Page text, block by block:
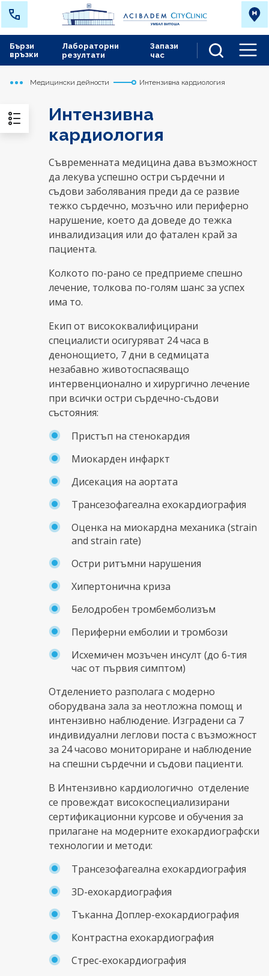
Лабораторни
резултати
Запази
час
Бързи
връзки
Начало
Сърдечно съдов център
Медицински дейности Интензивна кардиология
Интензивна
кардиология
Съвременната медицина дава възможност
да лекува успешно остри сърдечни и
съдови заболявания преди да се развие
тежко сърдечно, мозъчно или периферно
нарушение, което да доведе до тежка
инвалидизация или до фатален край за
пациента.
Колкото по-рано се предприеме спешно
лечение, толкова по-голям шанс за успех
има то.
Екип от висококвалифицирани
специалисти осигуряват 24 часа в
денонощието, 7 дни в седмицата
незабавно животоспасяващо
интервенционално и хирургично лечение
при всички остри сърдечно-съдови
състояния:
Пристъп на стенокардия
Миокарден инфаркт
Дисекация на аортата
Трансезофагеална ехокардиография
Оценка на миокардна механика (strain
and strain rate)
Остри ритъмни нарушения
Хипертонична криза
Белодробен тромбемболизъм
Периферни емболии и тромбози
Исхемичен мозъчен инсулт (до 6-тия
час от първия симптом)
Отделението разполага с модерно
оборудвана зала за неотложна помощ и
интензивно наблюдение. Изградени са 7
индивидуални леглови поста с възможност
за 24 часово мониториране и наблюдение
на спешни сърдечни и съдови пациенти.
В Интензивно кардиологично отделение
се провеждат високоспециализирани
сертификационни курсове и обучения за
прилагане на модерните ехокардиографски
технологии и методи:
Трансезофагеална ехокардиография
3D-ехокардиография
Тъканна Доплер-ехокардиография
Контрастна ехокардиография
Стрес-ехокардиография